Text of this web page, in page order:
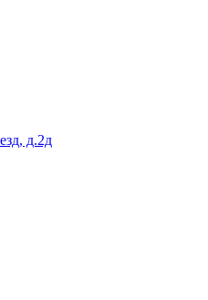
д.2д